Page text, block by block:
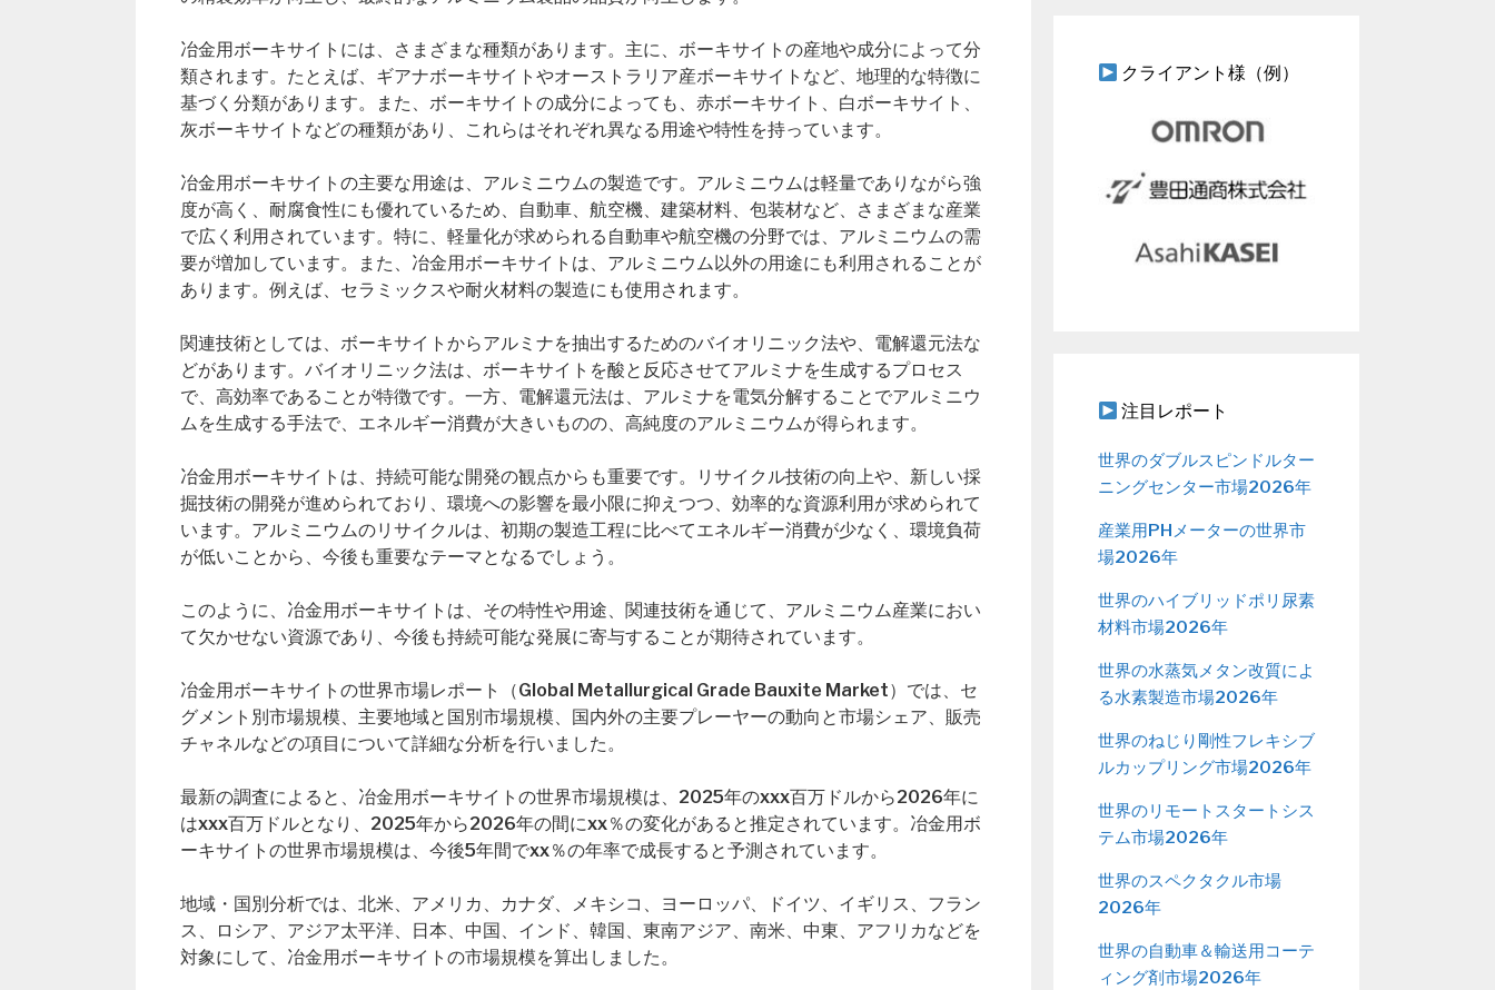
冶金用ボーキサイトには、さまざまな種類があります。主に、ボーキサイトの産地や成分によって分
類されます。たとえば、ギアナボーキサイトやオーストラリア産ボーキサイトなど、地理的な特徴に
基づく分類があります。また、ボーキサイトの成分によっても、赤ボーキサイト、白ボーキサイト、
灰ボーキサイトなどの種類があり、これらはそれぞれ異なる用途や特性を持っています。
冶金用ボーキサイトの主要な用途は、アルミニウムの製造です。アルミニウムは軽量でありながら強
度が高く、耐腐食性にも優れているため、自動車、航空機、建築材料、包装材など、さまざまな産業
で広く利用されています。特に、軽量化が求められる自動車や航空機の分野では、アルミニウムの需
要が増加しています。また、冶金用ボーキサイトは、アルミニウム以外の用途にも利用されることが
あります。例えば、セラミックスや耐火材料の製造にも使用されます。
関連技術としては、ボーキサイトからアルミナを抽出するためのバイオリニック法や、電解還元法な
どがあります。バイオリニック法は、ボーキサイトを酸と反応させてアルミナを生成するプロセス
で、高効率であることが特徴です。一方、電解還元法は、アルミナを電気分解することでアルミニウ
ムを生成する手法で、エネルギー消費が大きいものの、高純度のアルミニウムが得られます。
冶金用ボーキサイトは、持続可能な開発の観点からも重要です。リサイクル技術の向上や、新しい採
掘技術の開発が進められており、環境への影響を最小限に抑えつつ、効率的な資源利用が求められて
います。アルミニウムのリサイクルは、初期の製造工程に比べてエネルギー消費が少なく、環境負荷
が低いことから、今後も重要なテーマとなるでしょう。
このように、冶金用ボーキサイトは、その特性や用途、関連技術を通じて、アルミニウム産業におい
て欠かせない資源であり、今後も持続可能な発展に寄与することが期待されています。
冶金用ボーキサイトの世界市場レポート（Global Metallurgical Grade Bauxite Market）では、セ
グメント別市場規模、主要地域と国別市場規模、国内外の主要プレーヤーの動向と市場シェア、販売
チャネルなどの項目について詳細な分析を行いました。
最新の調査によると、冶金用ボーキサイトの世界市場規模は、2025年のxxx百万ドルから2026年に
はxxx百万ドルとなり、2025年から2026年の間にxx％の変化があると推定されています。冶金用ボ
ーキサイトの世界市場規模は、今後5年間でxx％の年率で成長すると予測されています。
地域・国別分析では、北米、アメリカ、カナダ、メキシコ、ヨーロッパ、ドイツ、イギリス、フラン
ス、ロシア、アジア太平洋、日本、中国、インド、韓国、東南アジア、南米、中東、アフリカなどを
対象にして、冶金用ボーキサイトの市場規模を算出しました。
クライアント様（例）
注目レポート
世界のダブルスピンドルター
ニングセンター市場2026年
産業用PHメーターの世界市
場2026年
世界のハイブリッドポリ尿素
材料市場2026年
世界の水蒸気メタン改質によ
る水素製造市場2026年
世界のねじり剛性フレキシブ
ルカップリング市場2026年
世界のリモートスタートシス
テム市場2026年
世界のスペクタクル市場
2026年
世界の自動車＆輸送用コーテ
ィング剤市場2026年